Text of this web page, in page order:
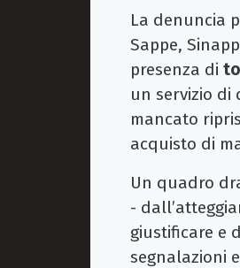
La denuncia
Sappe,
presenza di
un servizio di
mancato
acquisto di
Un quadro
-
giustificare e
segnalazioni